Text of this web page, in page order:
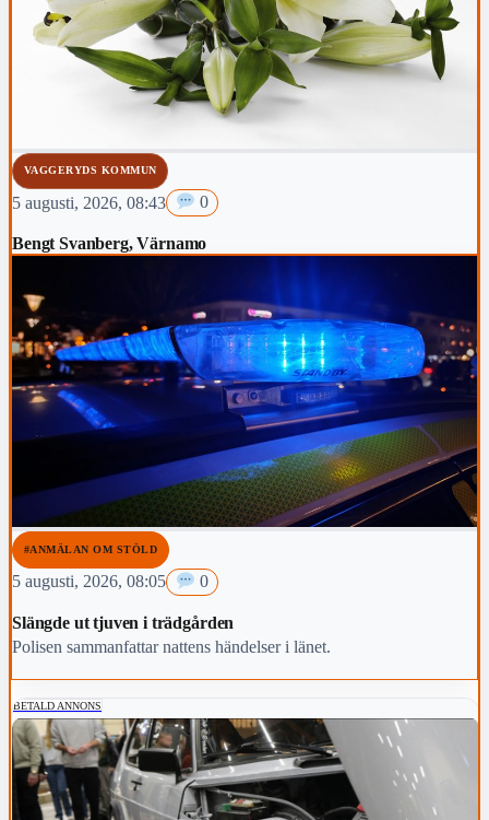
VAGGERYDS KOMMUN
5 augusti, 2026, 08:43 0
Bengt Svanberg, Värnamo
#ANMÄLAN OM STÖLD
5 augusti, 2026, 08:05 0
Slängde ut tjuven i trädgården
Polisen sammanfattar nattens händelser i länet.
BETALD ANNONS